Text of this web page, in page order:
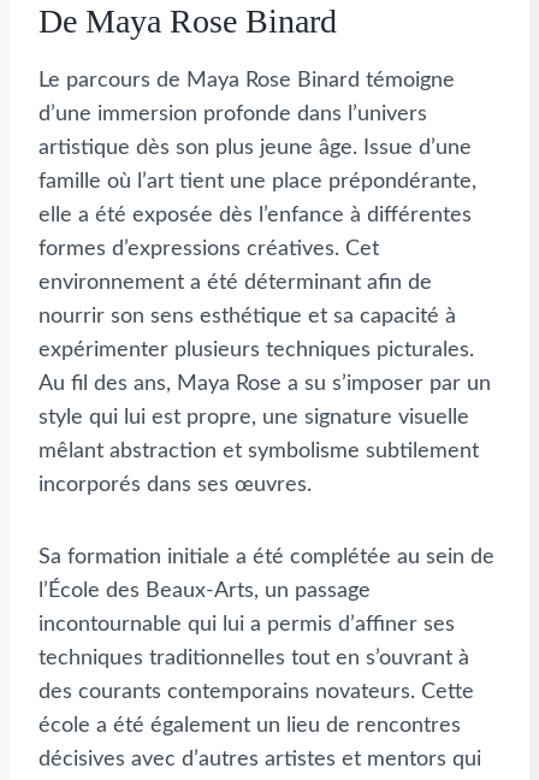
De Maya Rose Binard
Le parcours de Maya Rose Binard témoigne
d’une immersion profonde dans l’univers
artistique dès son plus jeune âge. Issue d’une
famille où l’art tient une place prépondérante,
elle a été exposée dès l’enfance à différentes
formes d’expressions créatives. Cet
environnement a été déterminant afin de
nourrir son sens esthétique et sa capacité à
expérimenter plusieurs techniques picturales.
Au fil des ans, Maya Rose a su s’imposer par un
style qui lui est propre, une signature visuelle
mêlant abstraction et symbolisme subtilement
incorporés dans ses œuvres.
Sa formation initiale a été complétée au sein de
l’École des Beaux-Arts, un passage
incontournable qui lui a permis d’affiner ses
techniques traditionnelles tout en s’ouvrant à
des courants contemporains novateurs. Cette
école a été également un lieu de rencontres
décisives avec d’autres artistes et mentors qui